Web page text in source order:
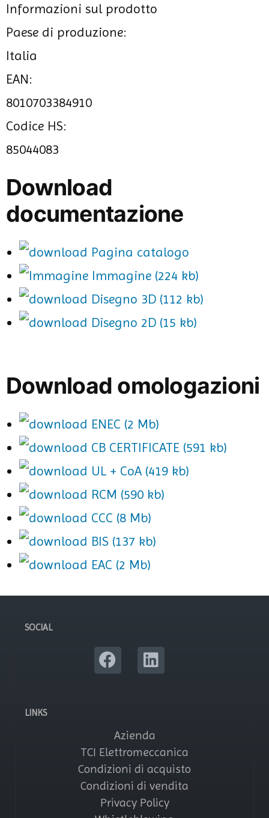
Informazioni sul prodotto
Paese di produzione:
Italia
EAN:
8010703384910
Codice HS:
85044083
Download
documentazione
Pagina catalogo
Immagine (224 kb)
Disegno 3D (112 kb)
Disegno 2D (15 kb)
Download omologazioni
ENEC (2 Mb)
CB CERTIFICATE (591 kb)
UL + CoA (419 kb)
RCM (590 kb)
CCC (8 Mb)
BIS (137 kb)
EAC (2 Mb)
SOCIAL
LINKS
Azienda
TCI Elettromeccanica
Condizioni di acquisto
Condizioni di vendita
Privacy Policy